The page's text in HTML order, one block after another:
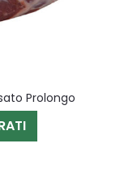
Prolongo